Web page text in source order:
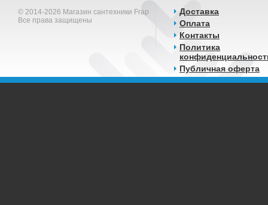
© 2014-2026 Магазин сантехники Frap
Все права защищены
Доставка
Оплата
Контакты
Политика
Публичная оферта